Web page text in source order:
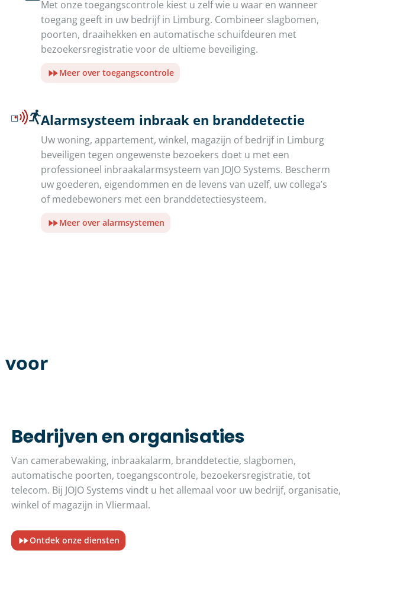
Met onze toegangscontrole kiest u zelf wie u waar en wanneer
toegang geeft in uw bedrijf in Limburg. Combineer slagbomen,
poorten, draaihekken en automatische schuifdeuren met
bezoekersregistratie voor de ultieme beveiliging.
Meer over toegangscontrole
Alarmsysteem inbraak en branddetectie
Uw woning, appartement, winkel, magazijn of bedrijf in Limburg
beveiligen tegen ongewenste bezoekers doet u met een
professioneel inbraakalarmsysteem van JOJO Systems. Bescherm
uw goederen, eigendommen en de levens van uzelf, uw collega’s
of medebewoners met een branddetectiesysteem.
Meer over alarmsystemen
voor
Bedrijven en organisaties
Van camerabewaking, inbraakalarm, branddetectie, slagbomen,
automatische poorten, toegangscontrole, bezoekersregistratie, tot
telecom. Bij JOJO Systems vindt u het allemaal voor uw bedrijf, organisatie,
winkel of magazijn in Vliermaal.
Ontdek onze diensten